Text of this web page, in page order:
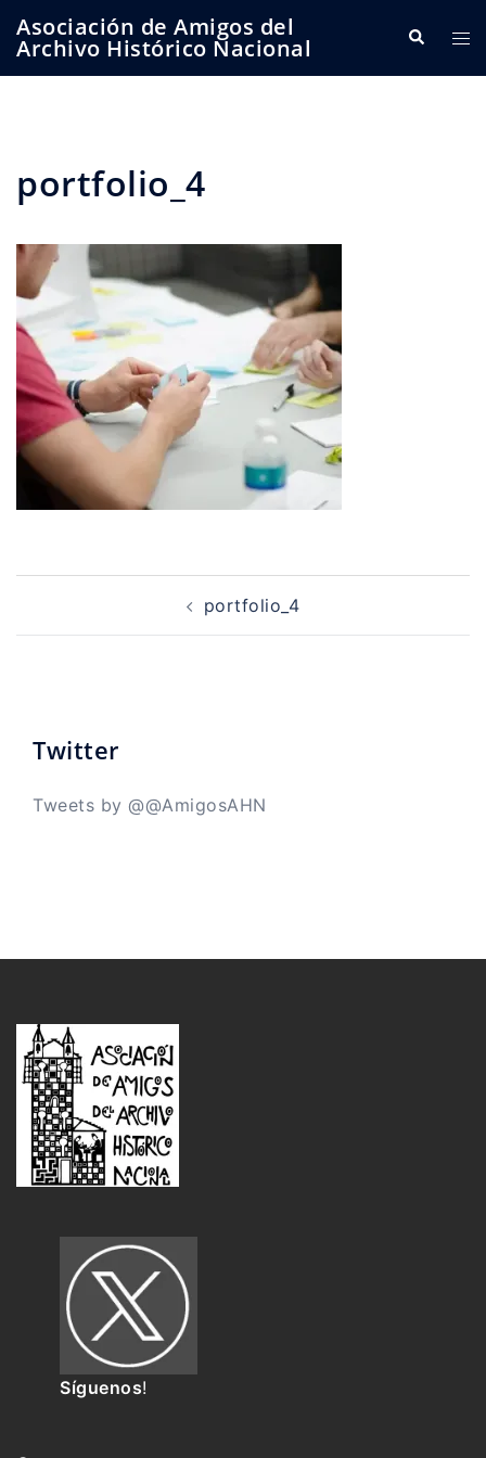
Asociación de Amigos del
Archivo Histórico Nacional Buscar
portfolio_4
Navegación
entradas
portfolio_4
Twitter
Tweets by @@AmigosAHN
Síguenos!